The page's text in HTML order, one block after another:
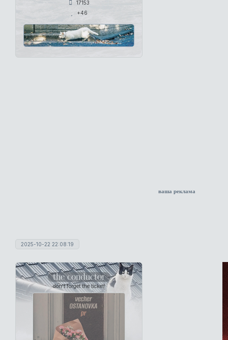
17153
+46
ваша реклама
2025-10-22 22:08:19
the conductor
don't forget the ticket!